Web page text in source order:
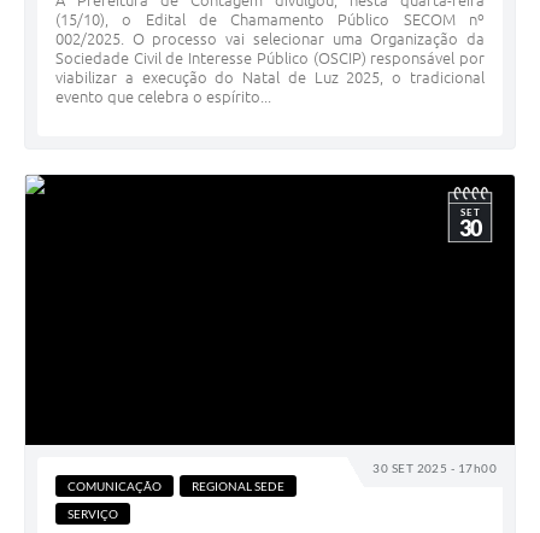
(15/10), o Edital de Chamamento Público SECOM nº
002/2025. O processo vai selecionar uma Organização da
Sociedade Civil de Interesse Público (OSCIP) responsável por
viabilizar a execução do Natal de Luz 2025, o tradicional
evento que celebra o espírito...
30 SET 2025 - 17h00
SET
30
COMUNICAÇÃO
REGIONAL SEDE
SERVIÇO